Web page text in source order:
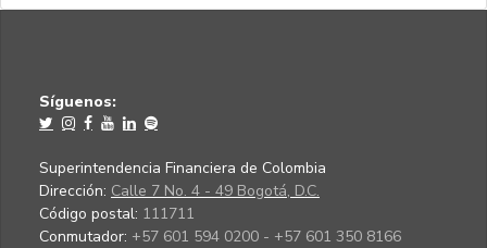
Síguenos:
Superintendencia Financiera de Colombia
Dirección: Calle 7 No. 4 - 49 Bogotá, D.C.
Código postal: 111711
Conmutador: +57 601 594 0200 - +57 601 350 8166